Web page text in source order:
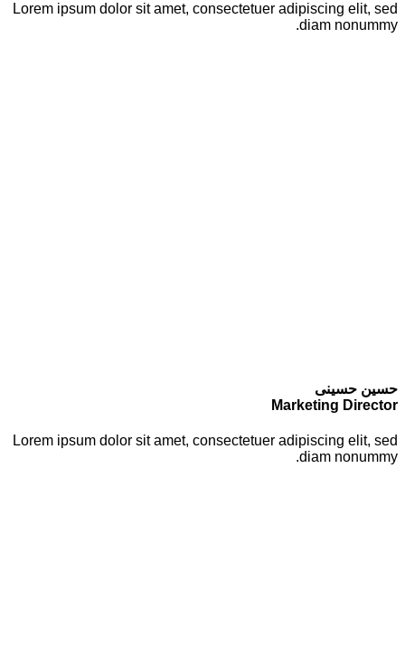
Lorem ipsum dolor sit amet, consectetuer adipiscing elit, sed
diam nonummy.
حسین حسینی
Marketing Director
Lorem ipsum dolor sit amet, consectetuer adipiscing elit, sed
diam nonummy.